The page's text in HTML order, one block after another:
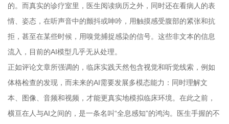
的。而真实的诊疗室里，医生阅读病历之外，同时还在看病人的表
情、姿态，在听声音中的颤抖或呻吟，用触摸感受腹部的紧张和抗
拒，甚至在某些时候，用嗅觉捕捉感染的信号。这些非文本的信息
流入，目前的AI模型几乎无从处理。
正如评论文章所强调的，临床实践天然包含视觉和听觉线索，例如
体格检查的发现，而未来的AI需要发展多模态能力：同时理解文
本、图像、音频和视频，才能更真实地模拟临床环境。在此之前，
横亘在人与AI之间的，是一条名叫“全息感知”的鸿沟。医生手握的不